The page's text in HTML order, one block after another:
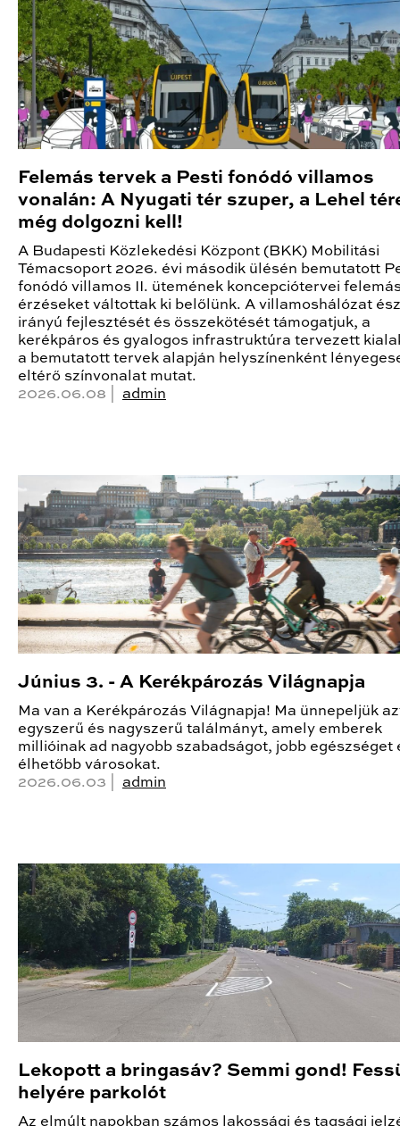
Felemás tervek a Pesti fonódó villamos
vonalán: A Nyugati tér szuper, a Lehel
még dolgozni kell!
A Budapesti Közlekedési Központ (BKK) Mobilitási
Témacsoport 2026. évi második ülésén bemutatott
fonódó villamos II. ütemének koncepciótervei
érzéseket váltottak ki belőlünk. A villamoshálózat
irányú fejlesztését és összekötését támogatjuk, a
kerékpáros és gyalogos infrastruktúra tervezett
a bemutatott tervek alapján helyszínenként
eltérő színvonalat mutat.
2026.06.08 | admin
Június 3. - A Kerékpározás Világnapja
Ma van a Kerékpározás Világnapja! Ma ünnepeljük
egyszerű és nagyszerű találmányt, amely emberek
millióinak ad nagyobb szabadságot, jobb egészséget
élhetőbb városokat.
2026.06.03 | admin
Lekopott a bringasáv? Semmi gond!
helyére parkolót
Az elmúlt napokban számos lakossági és tagsági